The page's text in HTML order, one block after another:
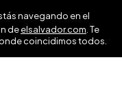
navegando en el
deelsalvador.com . Te
coincidimos todos.